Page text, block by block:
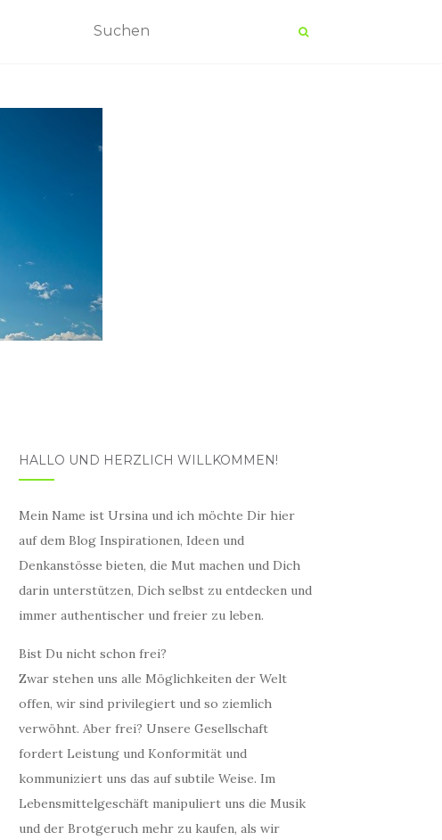
HALLO UND HERZLICH WILLKOMMEN!
Mein Name ist Ursina und ich möchte Dir hier
auf dem Blog Inspirationen, Ideen und
Denkanstösse bieten, die Mut machen und Dich
darin unterstützen, Dich selbst zu entdecken und
immer authentischer und freier zu leben.
Bist Du nicht schon frei?
Zwar stehen uns alle Möglichkeiten der Welt
offen, wir sind privilegiert und so ziemlich
verwöhnt. Aber frei? Unsere Gesellschaft
fordert Leistung und Konformität und
kommuniziert uns das auf subtile Weise. Im
Lebensmittelgeschäft manipuliert uns die Musik
und der Brotgeruch mehr zu kaufen, als wir